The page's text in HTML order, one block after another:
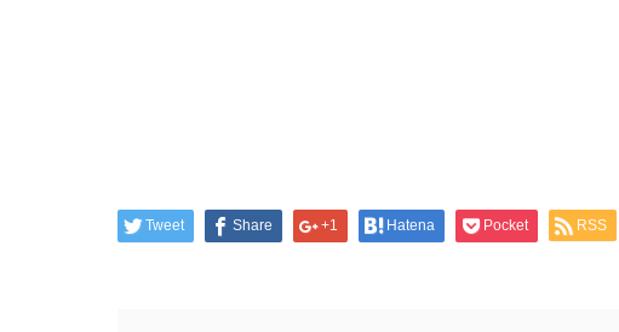
Tweet Share +1 Hatena Pocket RSS